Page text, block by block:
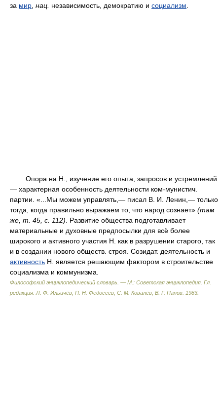
за мир нац. независимость, демократию и социализм
Опора на Н., изучение его опыта, запросов и устремлений
— характерная особенность деятельности ком-мунистич.
партии. «...Мы можем управлять,— писал В. И. Ленин,— только
тогда, когда правильно выражаем то, что народ сознает» (там
же, т. 45, с. 112) . Развитие общества подготавливает
материальные и духовные предпосылки для всё более
широкого и активного участия Н. как в разрушении старого, так
и в создании нового обществ. строя. Созидат. деятельность и
активность Н. является решающим фактором в строительстве
социализма и коммунизма.
Философский энциклопедический словарь. — М.: Советская энциклопедия Гл.
редакция: Л. Ф. Ильичёв, П. Н. Федосеев, С. М. Ковалёв, В. Г. Панов 1983